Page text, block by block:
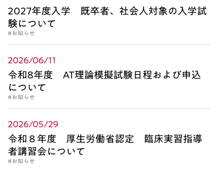
2027年度入学 既卒者、社会人対象の入学試
験について
#お知らせ
2026/06/11
令和8年度 AT理論模擬試験日程および申込
について
#お知らせ
2026/05/29
令和８年度 厚生労働省認定 臨床実習指導
者講習会について
#お知らせ